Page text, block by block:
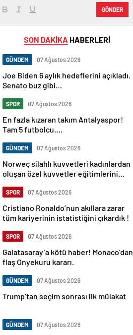
GÖNDER
SON DAKİKA HABERLERİ
GÜNDEM 07 Ağustos 2026
Joe Biden 6 aylık hedeflerini açıkladı.
Senato buz gibi…
SPOR 07 Ağustos 2026
En fazla kızaran takım Antalyaspor!
Tam 5 futbolcu….
GÜNDEM 07 Ağustos 2026
Norweç silahlı kuvvetleri kadınlardan
oluşan özel kuvvetler eğitimlerini
SPOR 07 Ağustos 2026
Cristiano Ronaldo’nun akıllara zarar
tüm kariyerinin istatistiğini çıkardık !
SPOR 07 Ağustos 2026
Galatasaray’a kötü haber! Monaco’dan
flaş Onyekuru kararı.
GÜNDEM 07 Ağustos 2026
Trump’tan seçim sonrası ilk mülakat
GÜNDEM 07 Ağustos 2026